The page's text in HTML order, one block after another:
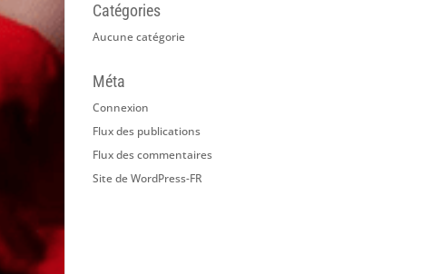
Catégories
Aucune catégorie
Méta
Connexion
Flux des publications
Flux des commentaires
Site de WordPress-FR